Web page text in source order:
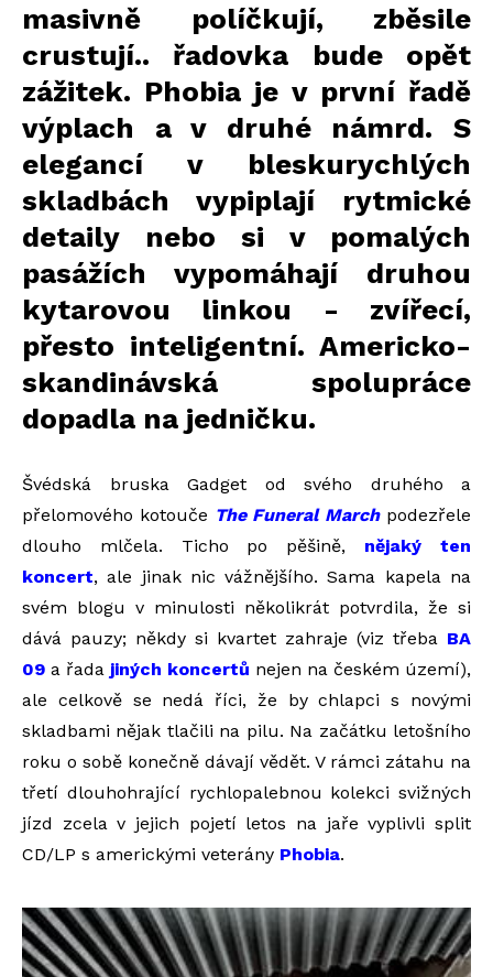
masivně políčkují, zběsile
crustují.. řadovka bude opět
zážitek. Phobia je v první řadě
výplach a v druhé námrd. S
elegancí v bleskurychlých
skladbách vypiplají rytmické
detaily nebo si v pomalých
pasážích vypomáhají druhou
kytarovou linkou - zvířecí,
přesto inteligentní. Americko-
skandinávská spolupráce
dopadla na jedničku.
Švédská bruska Gadget od svého druhého a
přelomového kotouče The Funeral Marchpodezřele
dlouho mlčela. Ticho po pěšině, nějaký ten
koncert, ale jinak nic vážnějšího. Sama kapela na
svém blogu v minulosti několikrát potvrdila, že si
dává pauzy; někdy si kvartet zahraje (viz třeba BA
09 a řada jiných koncertů nejen na českém území),
ale celkově se nedá říci, že by chlapci s novými
skladbami nějak tlačili na pilu. Na začátku letošního
roku o sobě konečně dávají vědět. V rámci zátahu na
třetí dlouhohrající rychlopalebnou kolekci svižných
jízd zcela v jejich pojetí letos na jaře vyplivli split
CD/LP s americkými veterány Phobia.